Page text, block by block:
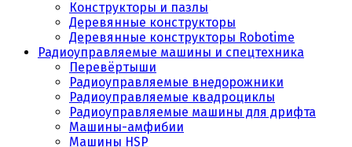
Конструкторы и пазлы
Деревянные конструкторы
Деревянные конструкторы Robotime
Радиоуправляемые машины и спецтехника
Перевёртыши
Радиоуправляемые внедорожники
Радиоуправляемые квадроциклы
Радиоуправляемые машины для дрифта
Машины-амфибии
Машины HSP